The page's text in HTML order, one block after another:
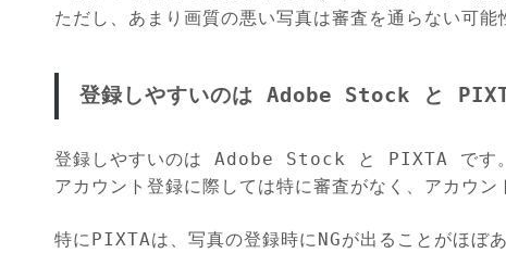
ただし、あまり画質の悪い写真は審査を通らない可
登録しやすいのは Adobe Stock と
登録しやすいのは Adobe Stock と PIXTA です。
アカウント登録に際しては特に審査がなく、アカウ
特にPIXTAは、写真の登録時にNGが出ることがほぼあ